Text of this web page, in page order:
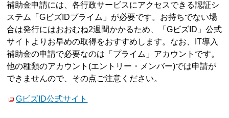
補助金申請には、各行政サービスにアクセスできる認証シ
ステム「GビズIDプライム」が必要です。お持ちでない場
合は発行にはおおむね2週間かかるため、「GビズID」公式
サイトよりお早めの取得をおすすめします。なお、IT導入
補助金の申請で必要なのは「プライム」アカウントです。
他の種類のアカウント(エントリー・メンバー)では申請が
できませんので、その点ご注意ください。
GビズID公式サイト